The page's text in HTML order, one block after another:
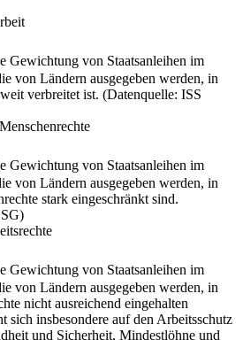
Gewichtung von Staatsanleihen im
von Ländern ausgegeben werden, in
verbreitet ist. (Datenquelle: ISS
Gewichtung von Staatsanleihen im
von Ländern ausgegeben werden, in
stark eingeschränkt sind.
Gewichtung von Staatsanleihen im
von Ländern ausgegeben werden, in
nicht ausreichend eingehalten
sich insbesondere auf den Arbeitsschutz
und Sicherheit, Mindestlöhne und